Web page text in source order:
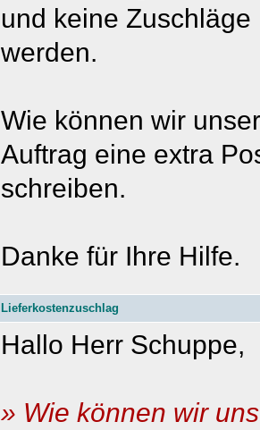
und keine
werden.
Wie können wir
Auftrag eine extra
schreiben.
Danke für Ihre Hilfe.
Lieferkostenzuschlag
Hallo Herr Schuppe,
» Wie können wir